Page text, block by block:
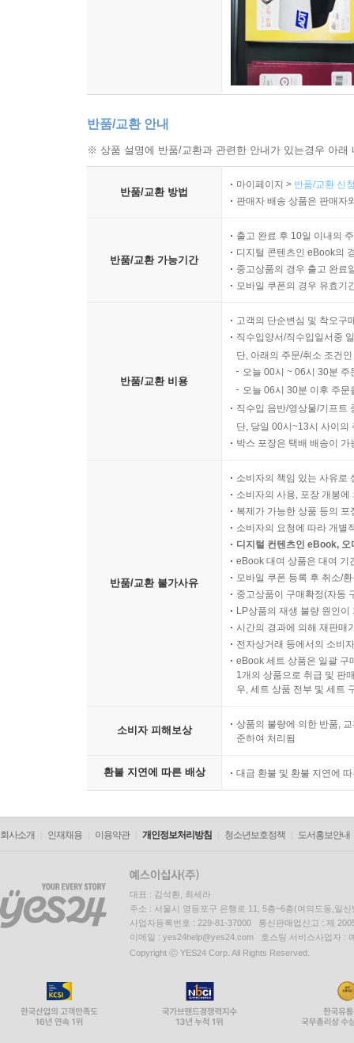
반품/교환 안내
※ 상품 설명에 반품/교환과 관련한 안내가 있는경우 아
반품/교환 방법
마이페이지 > 반품/교환 신
판매자 배송 상품은 판매자
반품/교환 가능기간
출고 완료 후 10일 이내의
디지털 콘텐츠인 eBook의
중고상품의 경우 출고 완료
모바일 쿠폰의 경우 유효기
반품/교환 비용
고객의 단순변심 및 착오구
직수입양서/직수입일서중
단, 아래의 주문/취소 조건
오늘 00시 ~ 06시 30분
오늘 06시 30분 이후 주
직수입 음반/영상물/기프트
단, 당일 00시~13시 사이의
박스 포장은 택배 배송이
반품/교환 불가사유
소비자의 책임 있는 사유로
소비자의 사용, 포장 개봉
복제가 가능한 상품 등의
소비자의 요청에 따라 개별
디지털 컨텐츠인 eBook,
eBook 대여 상품은 대여 기
모바일 쿠폰 등록 후 취소/
중고상품이 구매확정(자동
LP상품의 재생 불량 원인
시간의 경과에 의해 재판매
전자상거래 등에서의 소비
eBook 세트 상품은 일괄 구
1개의 상품으로 취급 및 판
우, 세트 상품 전부 및 세트
소비자 피해보상
상품의 불량에 의한 반품,
준하여 처리됨
환불 지연에 따른 배상 대금 환불 및 환불 지연에
회사소개 인재채용 이용약관 개인정보처리방침 청소년보호정책 도서홍보안내
대표 : 김석환, 최세라
주소 : 서울시 영등포구 은행로 11, 5층~6층(여의도동,일신
사업자등록번호 : 229-81-37000 통신판매업신고 : 제
이메일 : yes24help@yes24.com 호스팅 서비스사업자 :
Copyright ⓒ YES24 Corp. All Rights Reserved.